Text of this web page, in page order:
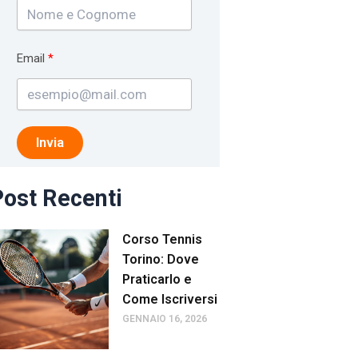
Email
Invia
Recenti
Corso Tennis
Torino: Dove
Praticarlo e
Come Iscriversi
GENNAIO 16, 2026